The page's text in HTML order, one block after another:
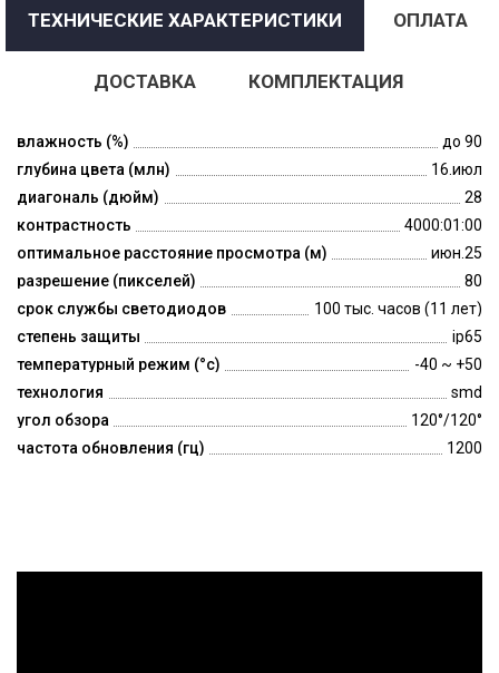
ТЕХНИЧЕСКИЕ ХАРАКТЕРИСТИКИ ОПЛАТА
ДОСТАВКА КОМПЛЕКТАЦИЯ
влажность (%)
до 90
глубина цвета (млн)
16.июл
диагональ (дюйм)
28
контрастность
4000:01:00
оптимальное расстояние просмотра (м)
июн.25
разрешение (пикселей)
80
срок службы светодиодов
100 тыс. часов (11 лет)
степень защиты
ip65
температурный режим (°c)
-40 ~ +50
технология
smd
угол обзора
120°/120°
частота обновления (гц)
1200